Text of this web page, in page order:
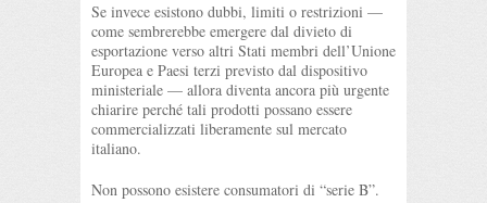
Se invece esistono dubbi, limiti o restrizioni —
come sembrerebbe emergere dal divieto di
esportazione verso altri Stati membri dell’Unione
Europea e Paesi terzi previsto dal dispositivo
ministeriale — allora diventa ancora più urgente
chiarire perché tali prodotti possano essere
commercializzati liberamente sul mercato
italiano.
Non possono esistere consumatori di “serie B”.